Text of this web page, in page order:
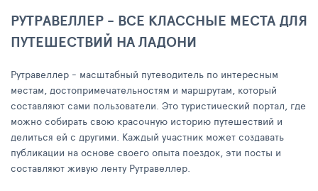
РУТРАВЕЛЛЕР - ВСЕ КЛАССНЫЕ МЕСТА ДЛЯ
ПУТЕШЕСТВИЙ НА ЛАДОНИ
Рутравеллер - масштабный путеводитель по интересным
местам, достопримечательностям и маршрутам, который
составляют сами пользователи. Это туристический портал, где
можно собирать свою красочную историю путешествий и
делиться ей с другими. Каждый участник может создавать
публикации на основе своего опыта поездок, эти посты и
составляют живую ленту Рутравеллер.